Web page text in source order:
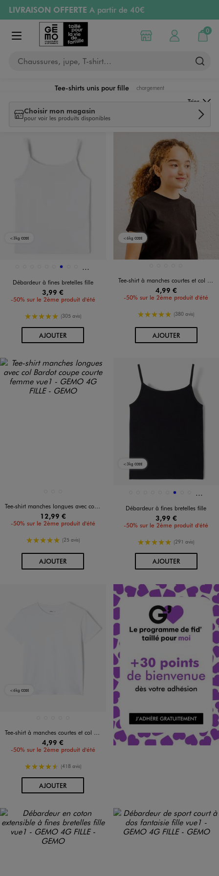
Aller au contenu principal
Aller à la navigation
LIVRAISON OFFERTE A partir de 40€
RETRAIT ET LIVRAISON OFFERTE
en magasin
PAYEZ EN 3x SANS FRAIS
Retours OFFERTS
pendant 30 jours
Afficher le menu
Chaussures, jupe, T-shirt…
Choisir mon magasin
Mon compte
0
Mon
Tee-shirts unis pour fille chargement
Choisir mon magasin
pour voir les produits disponibles
Trier
<3kg CO2E
Disponible en 29 coloris
BLANC STANDARD
BLANC VIF
BLEU
Débardeur à fines bretelles fille
3,99 €
-50% sur le 2ème produit d'été
5/5 de moyenne
(305 avis)
AJOUTERAU PANIER
<6kg CO2E
Tee-shirt à manches courtes et col rond fille
4,99 €
-50% sur le 2ème produit d'été
5/5 de moyenne
(380 avis)
AJOUTERAU PANIER
Tee-shirt manches longues avec col Bardot coupe courte femme
12,99 €
-50% sur le 2ème produit d'été
5/5 de moyenne
(25 avis)
AJOUTERAU PANIER
<3kg CO2E
Disponible en 29 coloris
BLANC STANDARD
BLANC VIF
BLEU Et 20
Débardeur à fines bretelles fille
3,99 €
-50% sur le 2ème produit d'été
5/5 de moyenne
(291 avis)
AJOUTERAU PANIER
<6kg CO2E
Tee-shirt à manches courtes et col rond fille
4,99 €
-50% sur le 2ème produit d'été
4.5/5 de moyenne
(418 avis)
AJOUTERAU PANIER